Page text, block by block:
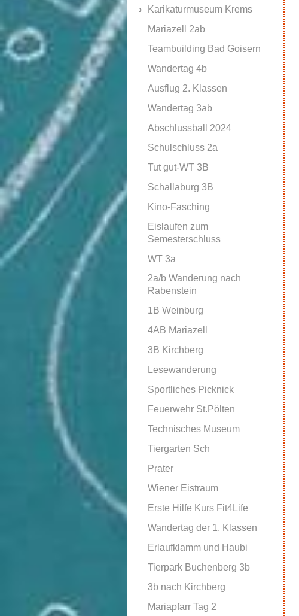
Karikaturmuseum Krems
Mariazell 2ab
Teambuilding Bad Goisern
Wandertag 4b
Ausflug 2. Klassen
Wandertag 3ab
Abschlussball 2024
Schulschluss 2a
Tut gut-WT 3B
Schallaburg 3B
Kino-Fasching
Eislaufen zum
Semesterschluss
WT 3a
2a/b Wanderung nach
Rabenstein
1B Weinburg
4AB Mariazell
3B Kirchberg
Lesewanderung
Sportliches Picknick
Feuerwehr St.Pölten
Technisches Museum
Tiergarten Sch
Prater
Wiener Eistraum
Erste Hilfe Kurs Fit4Life
Wandertag der 1. Klassen
Erlaufklamm und Haubi
Tierpark Buchenberg 3b
3b nach Kirchberg
Mariapfarr Tag 2